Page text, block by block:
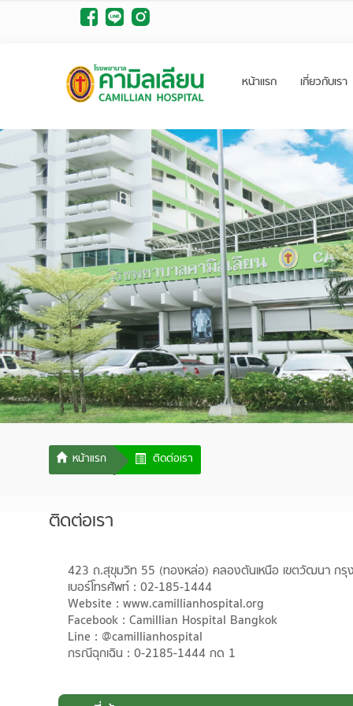
หน้าแรก เกี่ยวกับเรา
ติดต่อเรา
ติดต่อเรา
423 ถ.สุขุมวิท 55 (ทองหล่อ) คลองตันเหนือ เขตวัฒนา กรุ
เบอร์โทรศัพท์ : 02-185-1444
Website : www.camillianhospital.org
Facebook : Camillian Hospital Bangkok
Line : @camillianhospital
กรณีฉุกเฉิน : 0-2185-1444 กด 1